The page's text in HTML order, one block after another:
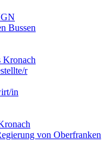
Bussen
Kronach
r
in
von Oberfranken